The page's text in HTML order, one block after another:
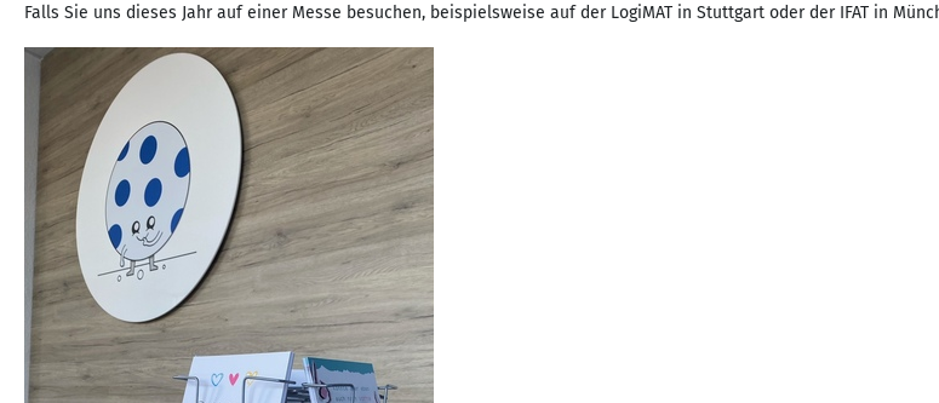
Falls Sie uns dieses Jahr auf einer Messe besuchen, beispielsweise auf der LogiMAT in Stuttgart oder der IFAT in